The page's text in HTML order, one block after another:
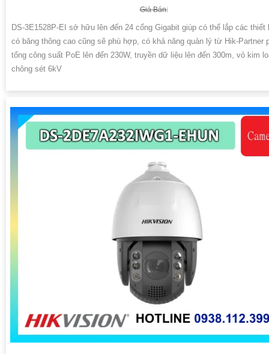
Giá Bán:
DS-3E1528P-EI sở hữu lên đến 24 cổng Gigabit giúp có thể lắp các thiết
có băng thông cao cũng sẽ phù hợp, có khả năng quản lý từ Hik-Partner
tổng công suất PoE lên đến 230W, truyền dữ liệu lên đến 300m, vỏ kim
chông sét 6kV